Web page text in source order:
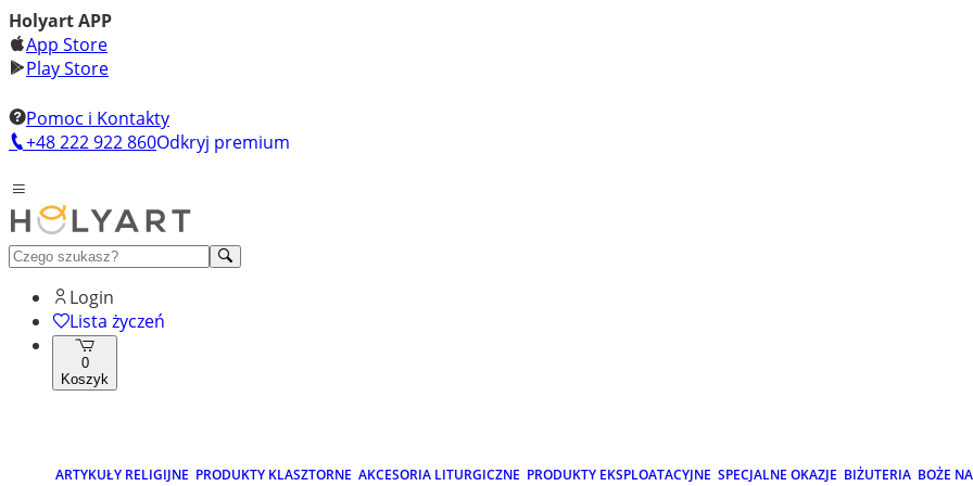
Holyart APP
App Store
Play Store
Pomoc i Kontakty
+48 222 922 860Odkryj premium
Login
Lista życzeń
0
Koszyk
ARTYKUŁY RELIGIJNE PRODUKTY KLASZTORNE AKCESORIA LITURGICZNE PRODUKTY EKSPLOATACYJNE SPECJALNE OKAZJE BIŻUTERIA BOŻE